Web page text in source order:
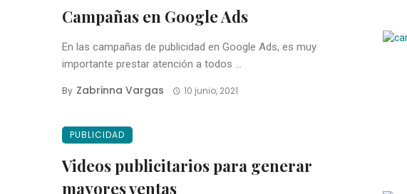
Campañas en Google Ads
En las campañas de publicidad en Google Ads, es muy
importante prestar atención a todos ...
By Zabrinna Vargas 10 junio, 2021
PUBLICIDAD
Videos publicitarios para generar
mayores ventas